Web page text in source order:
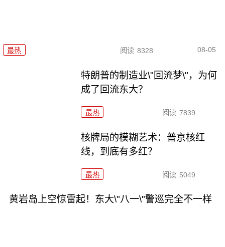
最热 阅读 8328 08-05
特朗普的制造业\"回流梦\"，为何
成了回流东大？
最热 阅读 7839
核牌局的模糊艺术：普京核红
线，到底有多红？
最热 阅读 5049
黄岩岛上空惊雷起！东大\"八一\"警巡完全不一样